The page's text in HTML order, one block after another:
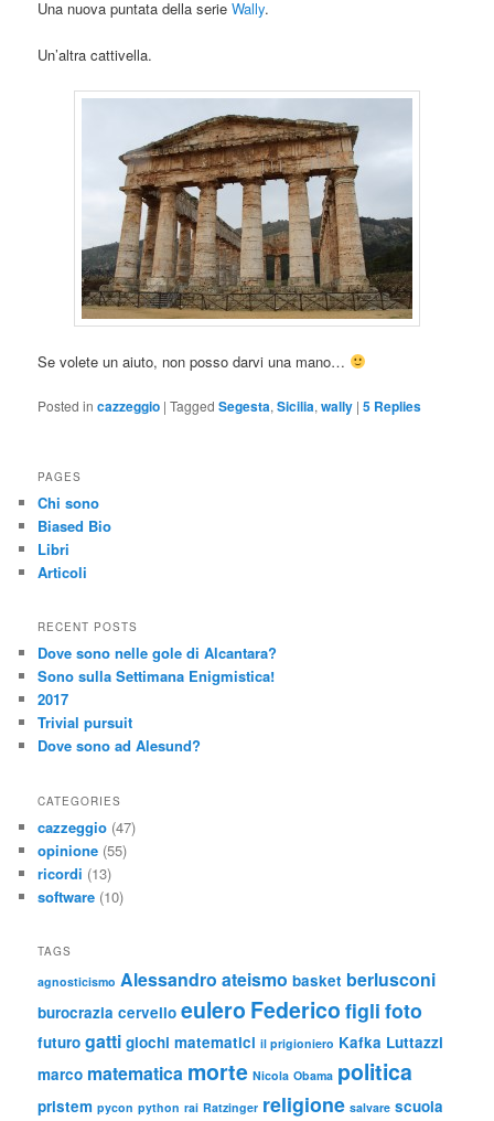
Una nuova puntata della serieWally.
Un’altra cattivella.
Se volete un aiuto, non posso darvi una mano…
Posted in cazzeggio |Tagged Segesta,Sicilia,wally |5 Replies
PAGES
Chi sono
Biased Bio
Libri
Articoli
RECENT POSTS
Dove sono nelle gole di Alcantara?
Sono sulla Settimana Enigmistica!
2017
Trivial pursuit
Dove sono ad Alesund?
CATEGORIES
cazzeggio (47)
opinione (55)
ricordi (13)
software (10)
TAGS
agnosticismo Alessandro ateismo basket berlusconi
burocrazia cervello eulero Federico figli foto
futuro gatti giochi matematici il prigioniero Kafka Luttazzi
marco matematica morte Nicola Obama politica
pristem pycon python rai Ratzinger religione salvare scuola